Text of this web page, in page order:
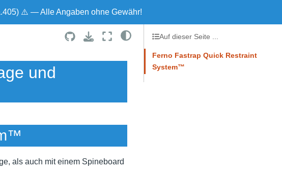
⚠ — Alle Angaben ohne Gewähr!
und
als auch mit einem Spineboard
Auf dieser Seite ...
Ferno Fastrap Quick Restraint
System™